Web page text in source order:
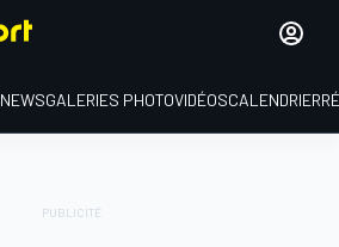
NEWSGALERIES PHOTOVIDÉOSCALENDRIER